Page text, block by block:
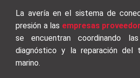
La avería en el sistema de
presión a las empresas
se encuentran coordinando
diagnóstico y la reparación
marino.